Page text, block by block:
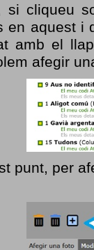
si cliqueu
en aquest i
amb el
afegir
punt, per